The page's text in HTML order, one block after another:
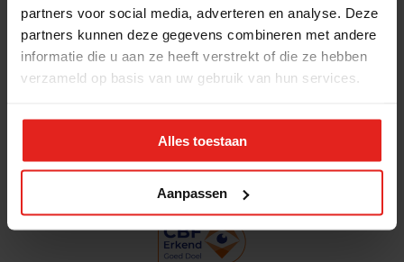
partners voor social media, adverteren en analyse. Deze
partners kunnen deze gegevens combineren met andere
informatie die u aan ze heeft verstrekt of die ze hebben
verzameld op basis van uw gebruik van hun services.
Alles toestaan
Aanpassen
Volg ons
Aanmeldennieuwsbrief